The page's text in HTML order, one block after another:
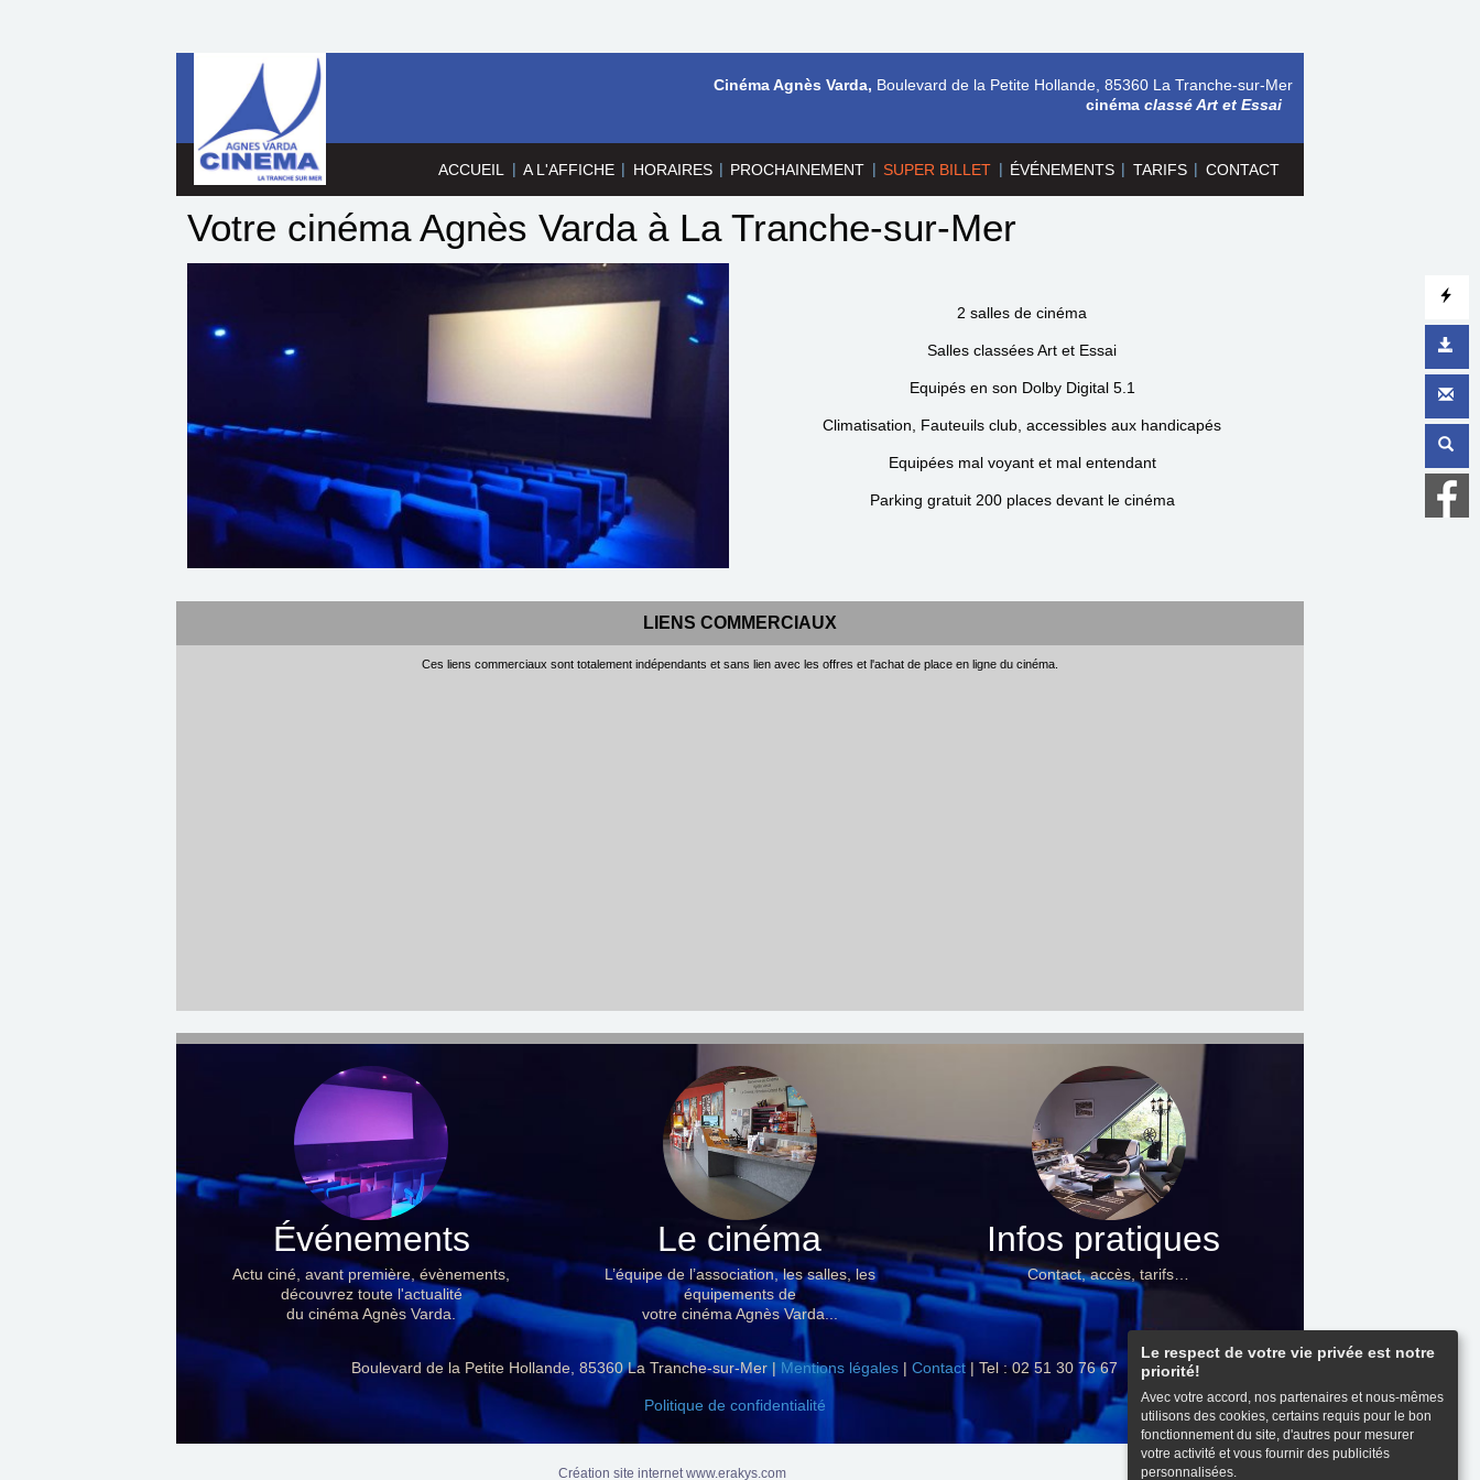
Le respect de votre vie privée est notre
priorité!
Avec votre accord, nos partenaires et nous-mêmes
utilisons des cookies, certains requis pour le bon
fonctionnement du site, d'autres pour mesurer
votre activité et vous fournir des publicités
personnalisées.
ACCUEIL | A L'AFFICHE | HORAIRES | PROCHAINEMENT | SUPER BILLET | ÉVÉNEMENTS | TARIFS | CONTACT
Cinéma Agnès Varda, Boulevard de la Petite Hollande, 85360 La Tranche-sur-Mer
cinéma classé Art et Essai
Votre cinéma Agnès Varda à La Tranche-sur-Mer
2 salles de cinéma
Salles classées Art et Essai
Equipés en son Dolby Digital 5.1
Climatisation, Fauteuils club, accessibles aux handicapés
Equipées mal voyant et mal entendant
Parking gratuit 200 places devant le cinéma
LIENS COMMERCIAUX
Ces liens commerciaux sont totalement indépendants et sans lien avec les offres et l'achat de place en ligne du cinéma.
Événements
Actu ciné, avant première, évènements,
découvrez toute l'actualité
du cinéma Agnès Varda.
Le cinéma
L’équipe de l’association, les salles, les
équipements de
votre cinéma Agnès Varda...
Infos pratiques
Contact, accès, tarifs…
Boulevard de la Petite Hollande, 85360 La Tranche-sur-Mer | Mentions légales | Contact | Tel : 02 51 30 76 67
Politique de confidentialité
Haut de page
Création site internet www.erakys.com